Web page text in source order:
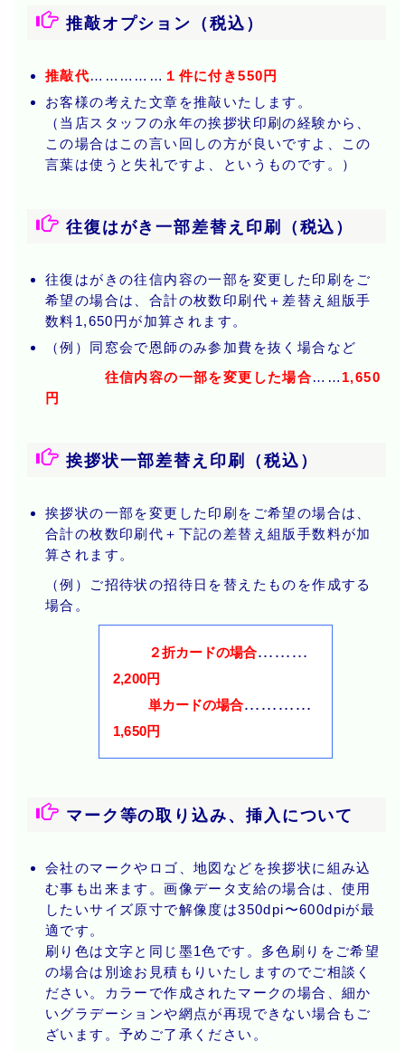
推敲オプション（税込）
推敲代…………… １件に付き550円
お客様の考えた文章を推敲いたします。
（当店スタッフの永年の挨拶状印刷の経験から、
この場合はこの言い回しの方が良いですよ、この
言葉は使うと失礼ですよ、というものです。）
往復はがき一部差替え印刷（税込）
往復はがきの往信内容の一部を変更した印刷をご
希望の場合は、合計の枚数印刷代＋差替え組版手
数料1,650円が加算されます。
（例）同窓会で恩師のみ参加費を抜く場合など
往信内容の一部を変更した場合…… 1,650
円
挨拶状一部差替え印刷（税込）
挨拶状の一部を変更した印刷をご希望の場合は、
合計の枚数印刷代＋下記の差替え組版手数料が加
算されます。
（例）ご招待状の招待日を替えたものを作成する
場合。
２折カードの場合………
2,200円
単カードの場合…………
1,650円
マーク等の取り込み、挿入について
会社のマークやロゴ、地図などを挨拶状に組み込
む事も出来ます。画像データ支給の場合は、使用
したいサイズ原寸で解像度は350dpi〜600dpiが最
適です。
刷り色は文字と同じ墨1色です。多色刷りをご希望
の場合は別途お見積もりいたしますのでご相談く
ださい。カラーで作成されたマークの場合、細か
いグラデーションや網点が再現できない場合もご
ざいます。予めご了承ください。